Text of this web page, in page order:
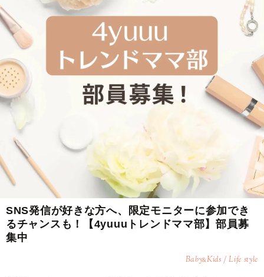
SNS発信が好きな方へ、限定モニターに参加でき
るチャンスも！【4yuuuトレンドママ部】部員募
集中
Baby&Kids / Life style